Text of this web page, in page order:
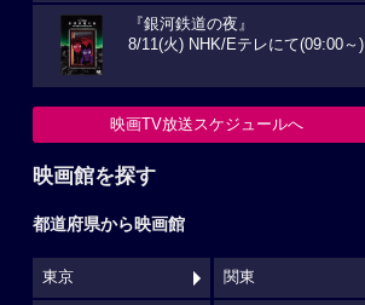
『銀河鉄道の夜』
8/11(火) NHK/Eテレにて(09:00～)
映画TV放送スケジュールへ
映画館を探す
都道府県から映画館
東京 関東